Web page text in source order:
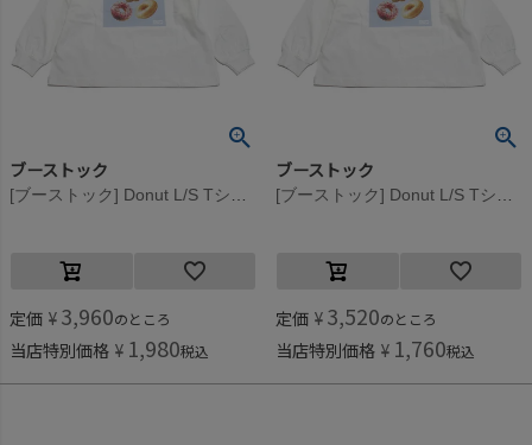
ブーストック
定価 ¥ 3,960のところ
当店特別価格 ¥ 1,980税込
ブーストック
定価 ¥ 3,520のところ
当店特別価格 ¥ 1,760税込